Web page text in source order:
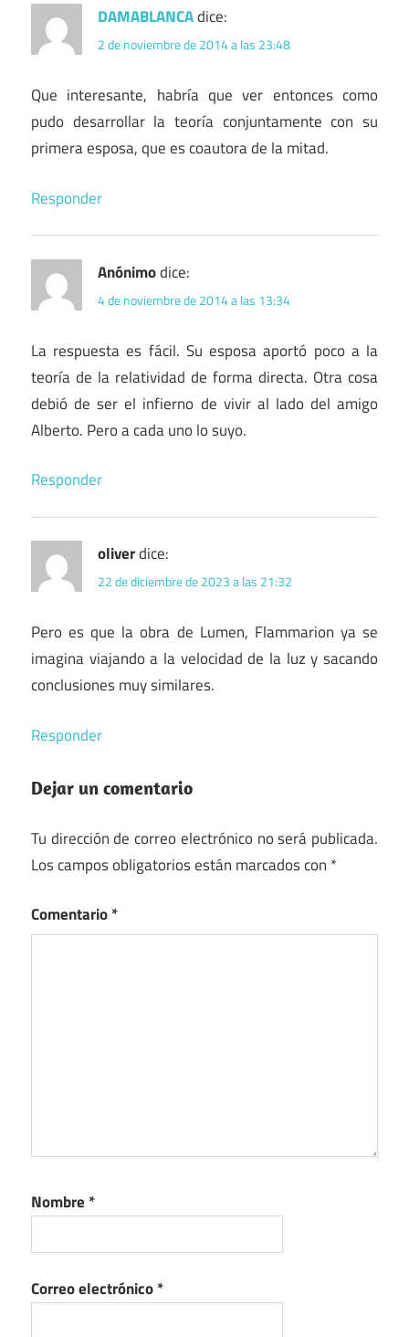
DAMABLANCAdice:
2 de noviembre de 2014 a las 23:48
Que interesante, habría que ver entonces como
pudo desarrollar la teoría conjuntamente con su
primera esposa, que es coautora de la mitad.
Responder
Anónimodice:
4 de noviembre de 2014 a las 13:34
La respuesta es fácil. Su esposa aportó poco a la
teoría de la relatividad de forma directa. Otra cosa
debió de ser el infierno de vivir al lado del amigo
Alberto. Pero a cada uno lo suyo.
Responder
oliverdice:
22 de diciembre de 2023 a las 21:32
Pero es que la obra de Lumen, Flammarion ya se
imagina viajando a la velocidad de la luz y sacando
conclusiones muy similares.
Responder
Dejar un comentario
Tu dirección de correo electrónico no será publicada.
Los campos obligatorios están marcados con *
Comentario*
Nombre *
Correo electrónico*